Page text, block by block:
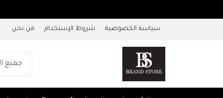
سياسة الخصوصية شروط الإستخدام من نحن